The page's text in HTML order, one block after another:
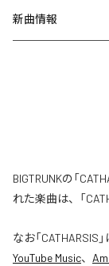
新曲情報
BIGTRUNKの「
れた楽曲は、「
なお「CATHARSIS
YouTube Music、